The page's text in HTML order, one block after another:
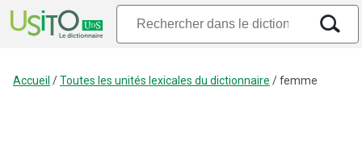
Accueil /Toutes les unités lexicales du dictionnaire /femme